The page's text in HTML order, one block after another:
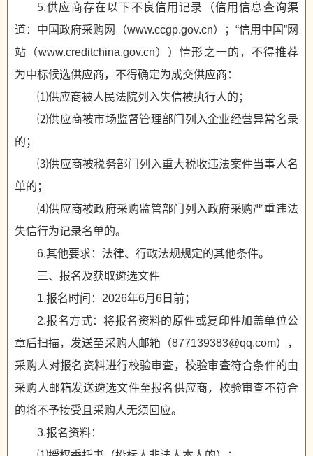
5.供应商存在以下不良信用记录（信用信息查询渠
道：中国政府采购网（www.ccgp.gov.cn）；“信用中国”网
站（www.creditchina.gov.cn））情形之一的，不得推荐
为中标候选供应商，不得确定为成交供应商：
⑴供应商被人民法院列入失信被执行人的；
⑵供应商被市场监督管理部门列入企业经营异常名录
的；
⑶供应商被税务部门列入重大税收违法案件当事人名
单的；
⑷供应商被政府采购监管部门列入政府采购严重违法
失信行为记录名单的。
6.其他要求：法律、行政法规规定的其他条件。
三、报名及获取遴选文件
1.报名时间：2026年6月6日前；
2.报名方式：将报名资料的原件或复印件加盖单位公
章后扫描，发送至采购人邮箱（877139383@qq.com），
采购人对报名资料进行校验审查，校验审查符合条件的由
采购人邮箱发送遴选文件至报名供应商，校验审查不符合
的将不予接受且采购人无须回应。
3.报名资料：